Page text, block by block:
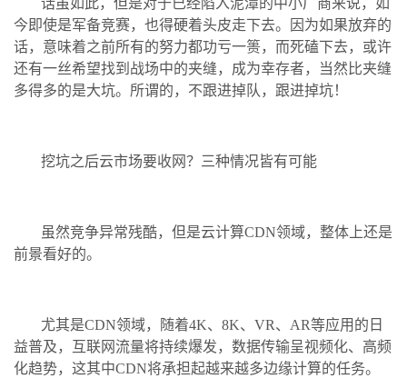
今即使是军备竞赛，也得硬着头皮走下去。因为如果放弃的
话，意味着之前所有的努力都功亏一篑，而死磕下去，或许
还有一丝希望找到战场中的夹缝，成为幸存者，当然比夹缝
多得多的是大坑。所谓的，不跟进掉队，跟进掉坑！
挖坑之后云市场要收网？三种情况皆有可能
虽然竞争异常残酷，但是云计算CDN领域，整体上还是
前景看好的。
尤其是CDN领域，随着4K、8K、VR、AR等应用的日
益普及，互联网流量将持续爆发，数据传输呈视频化、高频
化趋势，这其中CDN将承担起越来越多边缘计算的任务。